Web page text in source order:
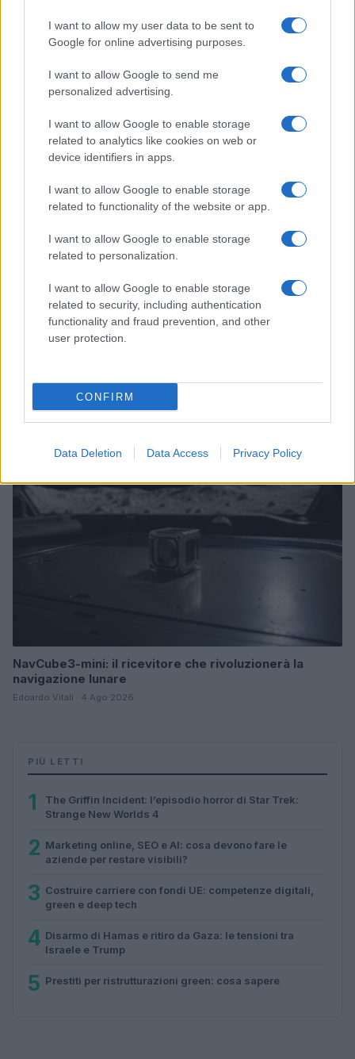
I want to allow my user data to be sent to
Google for online advertising purposes.
I want to allow Google to send me
personalized advertising.
I want to allow Google to enable storage
related to analytics like cookies on web or
device identifiers in apps.
I want to allow Google to enable storage
related to functionality of the website or app.
I want to allow Google to enable storage
related to personalization.
I want to allow Google to enable storage
related to security, including authentication
functionality and fraud prevention, and other
user protection.
CONFIRM
Data Deletion Data Access Privacy Policy
Disarmo di Hamas e ritiro da Gaza: le tensioni tra
Israele e Trump
Edoardo Marchesi · 7 Ago 2026
FUTURE
green e deep tech
Andrea Innocenti · 5 Ago 2026
NavCube3-mini: il ricevitore che rivoluzionerà la
navigazione lunare
Edoardo Vitali · 4 Ago 2026
PIÙ LETTI
1
The Griffin Incident: l’episodio horror di Star Trek:
Strange New Worlds 4
2 Marketing online, SEO e AI: cosa devono fare le
aziende per restare visibili?
3 Costruire carriere con fondi UE: competenze digitali,
green e deep tech
4 Disarmo di Hamas e ritiro da Gaza: le tensioni tra
Israele e Trump
5 Prestiti per ristrutturazioni green: cosa sapere